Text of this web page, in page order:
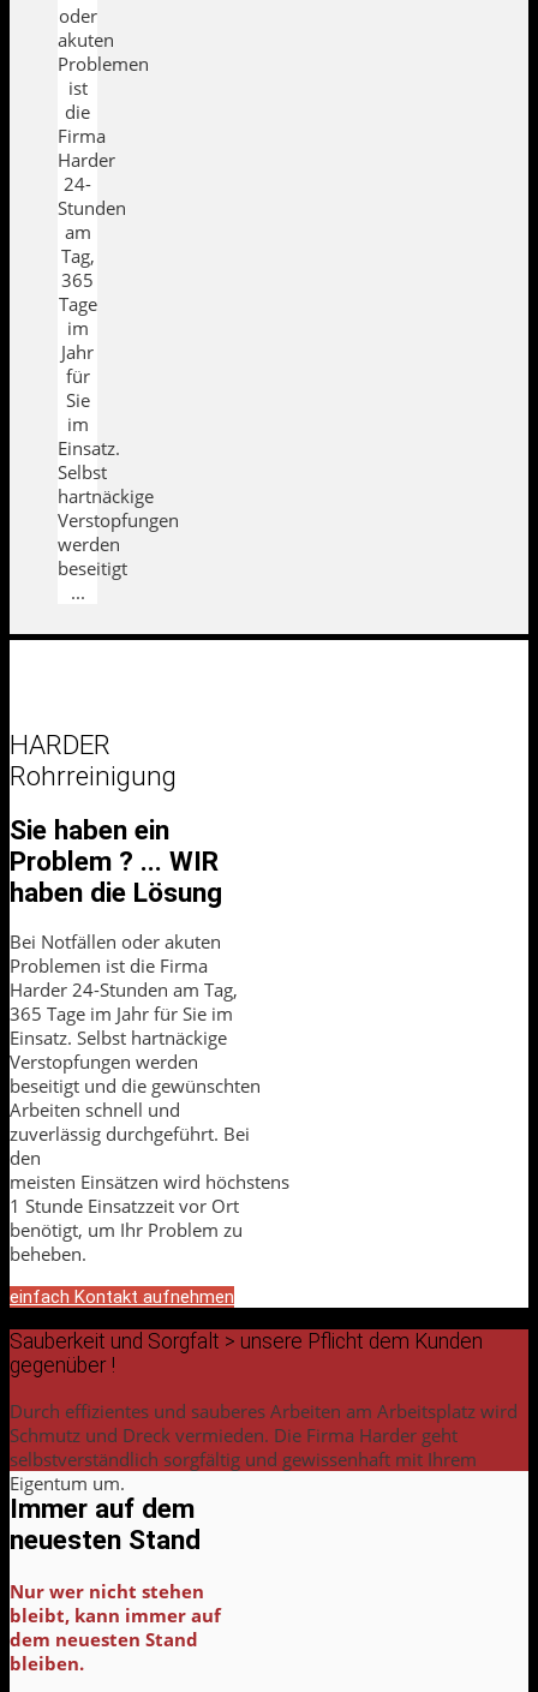
oder
akuten
Problemen
ist
die
Firma
Harder
24-
Stunden
am
Tag,
365
Tage
im
Jahr
für
Sie
im
Einsatz.
Selbst
hartnäckige
Verstopfungen
werden
beseitigt
...
HARDER
Rohrreinigung
Sie haben ein
Problem ? ... WIR
haben die Lösung
Bei Notfällen oder akuten
Problemen ist die Firma
Harder 24-Stunden am Tag,
365 Tage im Jahr für Sie im
Einsatz. Selbst hartnäckige
Verstopfungen werden
beseitigt und die gewünschten
Arbeiten schnell und
zuverlässig durchgeführt. Bei
den
meisten Einsätzen wird höchstens
1 Stunde Einsatzzeit vor Ort
benötigt, um Ihr Problem zu
beheben.
einfach Kontakt aufnehmen
Sauberkeit und Sorgfalt > unsere Pflicht dem Kunden
gegenüber !
Durch effizientes und sauberes Arbeiten am Arbeitsplatz wird
Schmutz und Dreck vermieden. Die Firma Harder geht
selbstverständlich sorgfältig und gewissenhaft mit Ihrem
Eigentum um.
Immer auf dem
neuesten Stand
Nur wer nicht stehen
bleibt, kann immer auf
dem neuesten Stand
bleiben.